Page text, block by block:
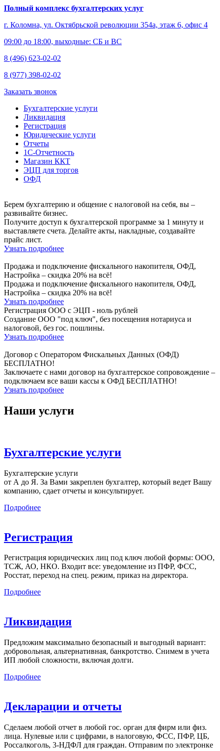
Полный комплекс бухгалтерских услуг
г. Коломна, ул. Октябрьской революции 354а, этаж 6, офис 4
09:00 до 18:00, выходные: СБ и ВС
8 (496) 623-02-02
8 (977) 398-02-02
Заказать звонок
Бухгалтерские услуги
Ликвидация
Регистрация
Юридические услуги
Отчеты
1С-Отчетность
Магазин ККТ
ЭЦП для торгов
ОФД
Берем бухгалтерию и общение с налоговой на себя, вы –
развивайте бизнес.
Получите доступ к бухгалтерской программе за 1 минуту и
выставляете счета. Делайте акты, накладные, создавайте
прайс лист.
Узнать подробнее
Продажа и подключение фискального накопителя, ОФД,
Настройка – скидка 20% на всё!
Продажа и подключение фискального накопителя, ОФД,
Настройка – скидка 20% на всё!
Узнать подробнее
Регистрация ООО с ЭЦП - ноль рублей
Создание ООО "под ключ", без посещения нотариуса и
налоговой, без гос. пошлины.
Узнать подробнее
Договор с Оператором Фискальных Данных (ОФД)
БЕСПЛАТНО!
Заключаете с нами договор на бухгалтерское сопровождение –
подключаем все ваши кассы к ОФД БЕСПЛАТНО!
Узнать подробнее
Наши услуги
Бухгалтерские услуги
Бухгалтерские услуги
от А до Я. За Вами закреплен бухгалтер, который ведет Вашу
компанию, сдает отчеты и консультирует.
Подробнее
Регистрация
Регистрация юридических лиц под ключ любой формы: ООО,
ТСЖ, АО, НКО. Входит все: уведомление из ПФР, ФСС,
Росстат, переход на спец. режим, приказ на директора.
Подробнее
Ликвидация
Предложим максимально безопасный и выгодный вариант:
добровольная, альтернативная, банкротство. Снимем в учета
ИП любой сложности, включая долги.
Подробнее
Декларации и отчеты
Сделаем любой отчет в любой гос. орган для фирм или физ.
лица. Нулевые или с цифрами, в налоговую, ФСС, ПФР, ЦБ,
Россалкоголь, 3-НДФЛ для граждан. Отправим по электронке